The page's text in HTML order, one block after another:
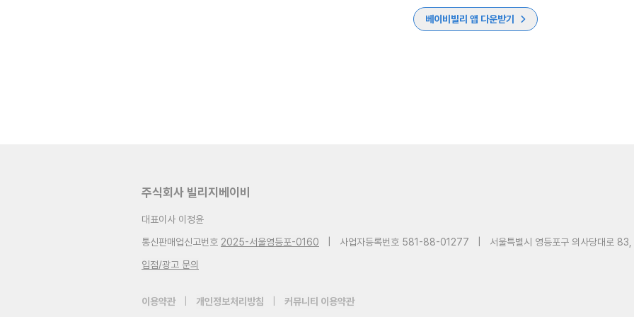
베이비빌리 앱 다운받기
주식회사 빌리지베이비
대표이사 이정윤
통신판매업신고번호 2025-서울영등포-0160 사업자등록번호 581-88-01277
서울특별시 영등포구 의사당대로
입점/광고 문의
이용약관 개인정보처리방침 커뮤니티 이용약관